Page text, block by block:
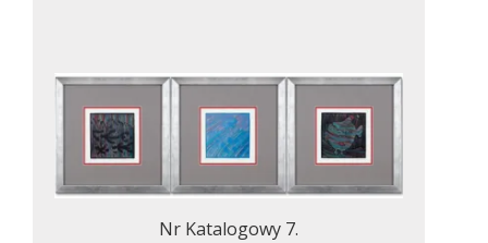
Nr Katalogowy 7.